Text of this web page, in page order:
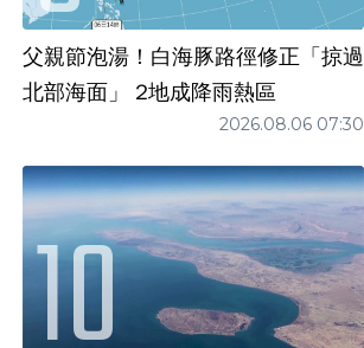
父親節泡湯！白海豚路徑修正「掠過
北部海面」 2地成降雨熱區
2026.08.06 07:30